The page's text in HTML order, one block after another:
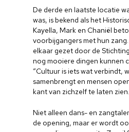
De derde en laatste locatie
was, is bekend als het
Kayella, Mark en Chaniël
voorbijgangers met hun
elkaar gezet door de
nog mooiere dingen kunnen
“Cultuur is iets wat verbindt,
samenbrengt en mensen
kant van zichzelf te laten
Niet alleen dans- en
de opening, maar er wordt